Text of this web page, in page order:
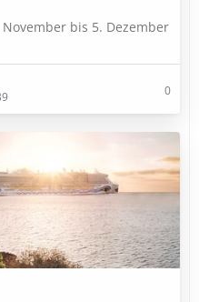
November bis 5. Dezember
0